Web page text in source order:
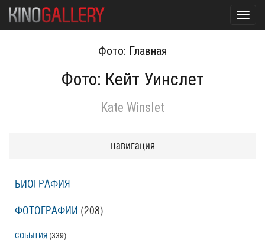
Фото: Главная
Фото: Кейт Уинслет
Kate Winslet
навигация
БИОГРАФИЯ
ФОТОГРАФИИ (208)
СОБЫТИЯ (339)